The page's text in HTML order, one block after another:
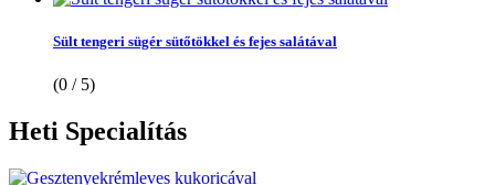
Sült tengeri sügér sütőtökkel és fejes salátával
(0 / 5)
Heti Specialítás